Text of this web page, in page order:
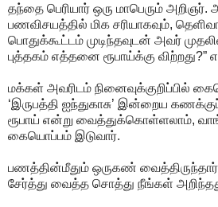
தந்தை பெரியார் ஒரு மாபெரும்
பணவிசயத்தில் மிக சரியாகவும்,
பொதுக்கூட்டம் முடிந்தவுடன் அவர்
புத்தகம் எத்தனை ரூபாய்க்கு விற்றது?”
மக்கள் அவரிடம் நினைவுக்குறிப்பில்
‘இருபத்தி ஐந்துகாசு’ இன்றைய
ரூபாய் என்று வைத்துக்கொள்ளலாம்,
கையொப்பம் இடுவார்.
பணத்தின்மீதும் ஒருகண்
சேர்த்து வைத்த சொத்து நீங்கள்